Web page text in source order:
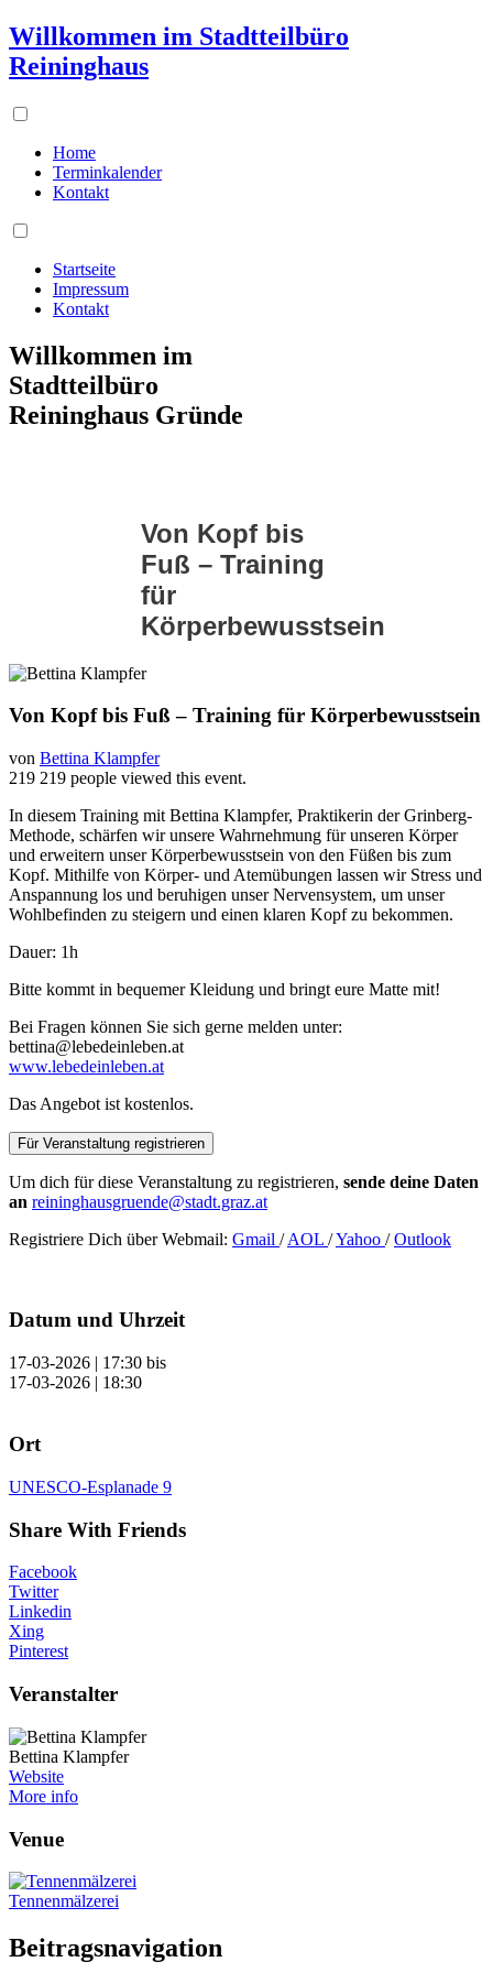
Willkommen im Stadtteilbüro
Reininghaus
Home
Terminkalender
Kontakt
Startseite
Impressum
Kontakt
Willkommen im
Stadtteilbüro
Reininghaus Gründe
Von Kopf bis
Fuß – Training
für
Körperbewusstsein
Von Kopf bis Fuß – Training für Körperbewusstsein
von Bettina Klampfer
219 219 people viewed this event.
In diesem Training mit Bettina Klampfer, Praktikerin der Grinberg-
Methode, schärfen wir unsere Wahrnehmung für unseren Körper
und erweitern unser Körperbewusstsein von den Füßen bis zum
Kopf. Mithilfe von Körper- und Atemübungen lassen wir Stress und
Anspannung los und beruhigen unser Nervensystem, um unser
Wohlbefinden zu steigern und einen klaren Kopf zu bekommen.
Dauer: 1h
Bitte kommt in bequemer Kleidung und bringt eure Matte mit!
Bei Fragen können Sie sich gerne melden unter:
bettina@lebedeinleben.at
www.lebedeinleben.at
Das Angebot ist kostenlos.
Für Veranstaltung registrieren
Um dich für diese Veranstaltung zu registrieren, sende deine Daten
an reininghausgruende@stadt.graz.at
Registriere Dich über Webmail: Gmail /AOL /Yahoo /Outlook
Datum und Uhrzeit
17-03-2026 | 17:30 bis
17-03-2026 | 18:30
Ort
UNESCO-Esplanade 9
Share With Friends
Facebook
Twitter
Linkedin
Xing
Pinterest
Veranstalter
Bettina Klampfer
Website
More info
Venue
Tennenmälzerei
Beitragsnavigation